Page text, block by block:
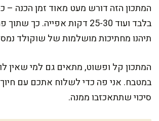
בלבד ועוד 25-30 דקות אפייה.
תיהנו מחתיכות מושלמות של שוקולד
המתכון קל ופשוט, מתאים גם למי שאין לו
במטבח. אני פה כדי לשלוח אתכם עם
סיכוי שתתאכזבו ממנה.